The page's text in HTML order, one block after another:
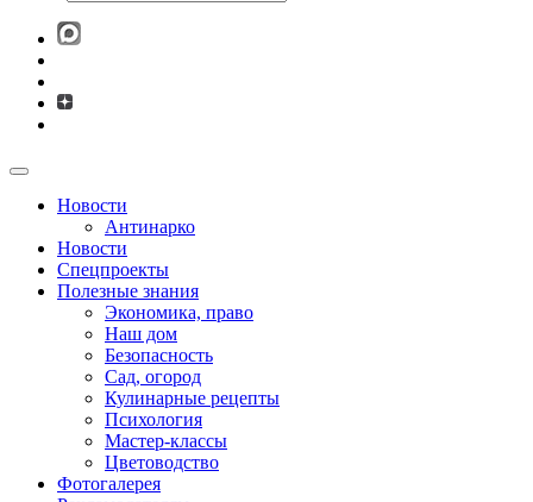
Новости
Антинарко
Новости
Спецпроекты
Полезные знания
Экономика, право
Наш дом
Безопасность
Сад, огород
Кулинарные рецепты
Психология
Мастер-классы
Цветоводство
Фотогалерея